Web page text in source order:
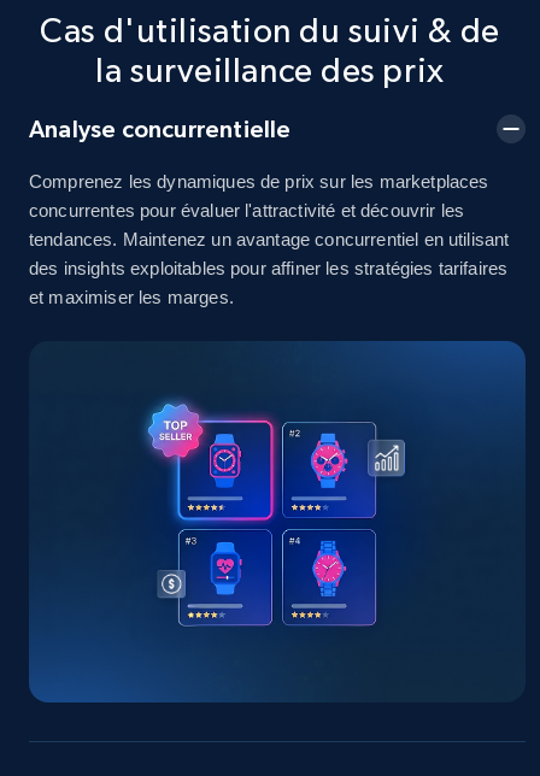
URL, Product id, Title, Seller name, Seller rating,
Seller reviews, Breadcrumbs, Root category, and
more.
eBay - Gather data on products using
specified keywords
URL, Product id, Title, Seller name, Seller rating,
Seller reviews, Breadcrumbs, Root category, and
359+ Commencer
eBay - Collect products from shops on eBay
Cas d'utilisation du suivi & de
la surveillance des prix
Analyse concurrentielle
Comprenez les dynamiques de prix sur les marketplaces
concurrentes pour évaluer l'attractivité et découvrir les
tendances. Maintenez un avantage concurrentiel en utilisant
des insights exploitables pour affiner les stratégies tarifaires
et maximiser les marges.